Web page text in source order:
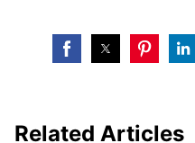
Related Articles